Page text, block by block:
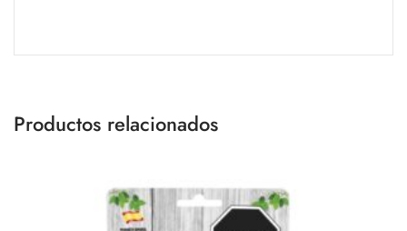
Productos relacionados